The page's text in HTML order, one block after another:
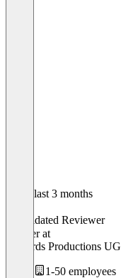
In the last 3 months
Validated Reviewer
Inhaberat
Skybirds Productions UG
1-50 employees